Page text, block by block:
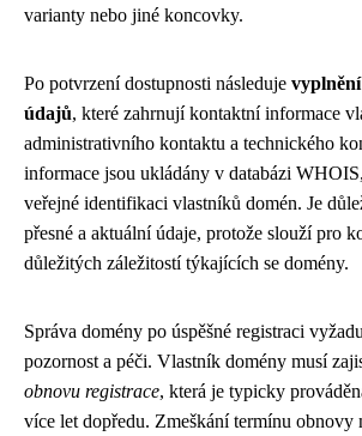
varianty nebo jiné koncovky.
Po potvrzení dostupnosti následuje
údajů, které zahrnují kontaktní informace
administrativního kontaktu a technického
informace jsou ukládány v databázi
veřejné identifikaci vlastníků domén. Je
přesné a aktuální údaje, protože slouží pro
důležitých záležitostí týkajících se domény.
Správa domény po úspěšné registraci
pozornost a péči. Vlastník domény musí
obnovu registrace, která je typicky
více let dopředu. Zmeškání termínu obnovy